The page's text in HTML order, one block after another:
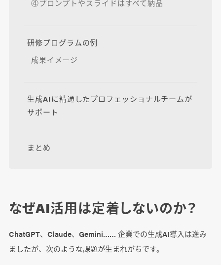
④プロンプトやスライドはすべて納品
研修プログラムの例
成果イメージ
生成AIに精通したプロフェッショナルチームが
サポート
まとめ
なぜAI活用は定着しないのか？
ChatGPT、Claude、Gemini…… 企業での生成AI導入は進み
ましたが、次のような課題が生まれがちです。